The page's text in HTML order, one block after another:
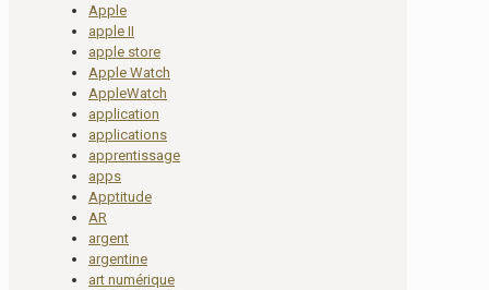
Apple
apple II
apple store
Apple Watch
AppleWatch
application
applications
apprentissage
apps
Apptitude
AR
argent
argentine
art numérique